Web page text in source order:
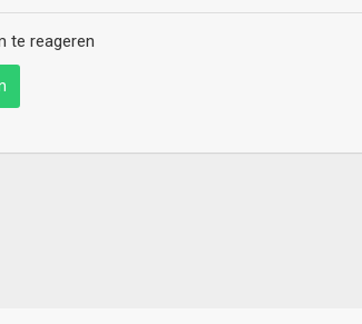
te reageren